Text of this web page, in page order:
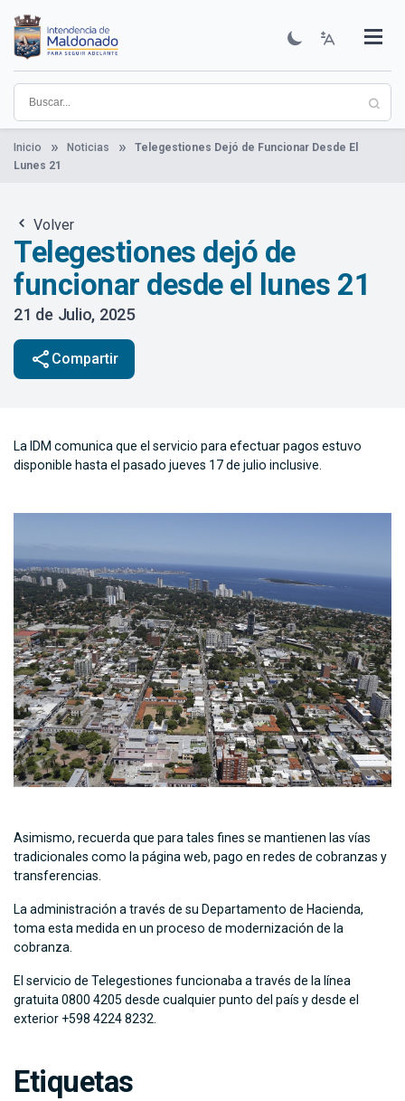
contenido
principal
Institucional
Municipios
Descubre Maldonado
Comunicación
Servicios
Guía De Trámites
Ver Noticias
Inicio Noticias
Telegestiones Dejó de Funcionar Desde El
Lunes 21
Volver
Telegestiones dejó de
funcionar desde el lunes 21
21 de Julio, 2025
share Compartir
La IDM comunica que el servicio para efectuar pagos estuvo
disponible hasta el pasado jueves 17 de julio inclusive.
Asimismo, recuerda que para tales fines se mantienen las vías
tradicionales como la página web, pago en redes de cobranzas y
transferencias.
La administración a través de su Departamento de Hacienda,
toma esta medida en un proceso de modernización de la
cobranza.
El servicio de Telegestiones funcionaba a través de la línea
gratuita 0800 4205 desde cualquier punto del país y desde el
exterior +598 4224 8232.
Etiquetas